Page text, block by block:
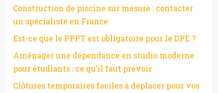
Construction de piscine sur mesure : contacter
un spécialiste en France
Est-ce que le PPPT est obligatoire pour le DPE ?
Aménager une dépendance en studio moderne
pour étudiants : ce qu’il faut prévoir
Clôtures temporaires faciles à déplacer pour vos